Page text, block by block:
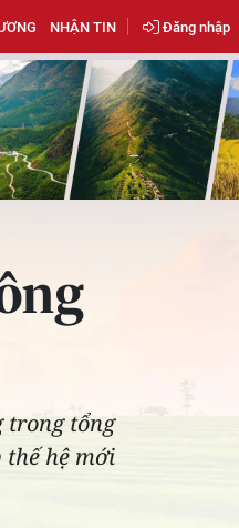
NHẬN TIN Đăng nhập
tổng
hệ mới